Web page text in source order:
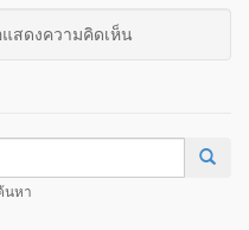
สดงความคิดเห็น
นหา